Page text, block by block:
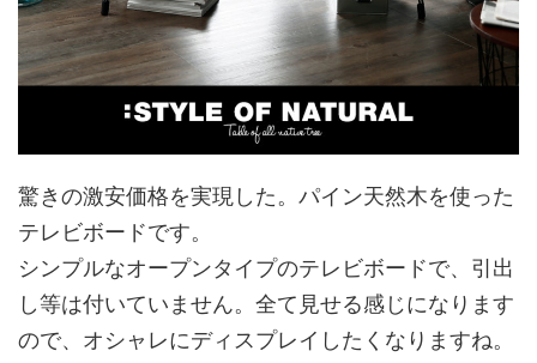
驚きの激安価格を実現した。パイン天然木を使った
テレビボードです。
シンプルなオープンタイプのテレビボードで、引出
し等は付いていません。全て見せる感じになります
ので、オシャレにディスプレイしたくなりますね。